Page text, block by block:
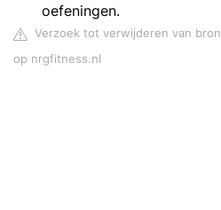
oefeningen.
Verzoek tot verwijderen van bron
op nrgfitness.nl